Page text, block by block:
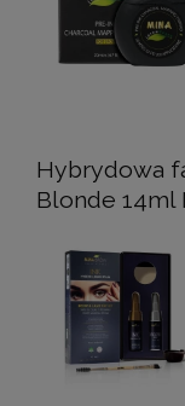
Hybrydowa
Blonde 14ml